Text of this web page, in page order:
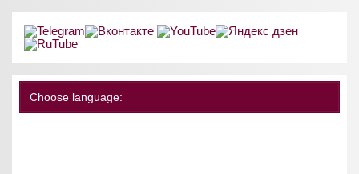
Choose language: